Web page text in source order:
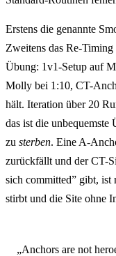
Erstens die genannte
Zweitens das Re-
Übung: 1v1-Setup auf
Molly bei 1:10, CT-
hält. Iteration über 20
das ist die
zu sterben. Eine A-
zurückfällt und der CT-
sich committed” gibt,
stirbt und die Site ohne
„Anchors are not